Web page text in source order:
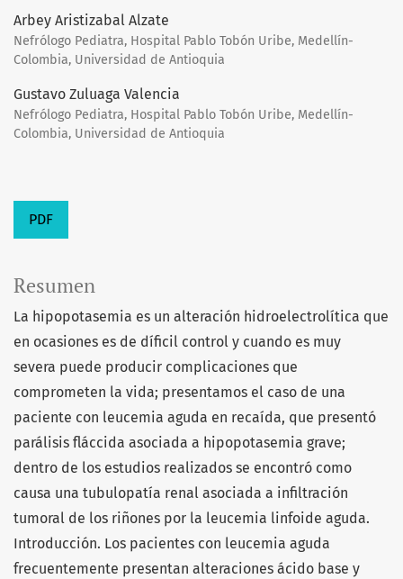
Arbey Aristizabal Alzate
Nefrólogo Pediatra, Hospital Pablo Tobón Uribe, Medellín-
Colombia, Universidad de Antioquia
Gustavo Zuluaga Valencia
Nefrólogo Pediatra, Hospital Pablo Tobón Uribe, Medellín-
Colombia, Universidad de Antioquia
PDF
Resumen
La hipopotasemia es un alteración hidroelectrolítica que
en ocasiones es de díficil control y cuando es muy
severa puede producir complicaciones que
comprometen la vida; presentamos el caso de una
paciente con leucemia aguda en recaída, que presentó
parálisis fláccida asociada a hipopotasemia grave;
dentro de los estudios realizados se encontró como
causa una tubulopatía renal asociada a infiltración
tumoral de los riñones por la leucemia linfoide aguda.
Introducción. Los pacientes con leucemia aguda
frecuentemente presentan alteraciones ácido base y